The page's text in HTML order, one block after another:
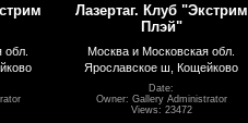
обл.
Лазертаг. Клуб "Экстрим
Плэй"
Москва и Московская обл.
Ярославское ш, Кощейково
Date:
Owner: Gallery Administrator
Views: 23472